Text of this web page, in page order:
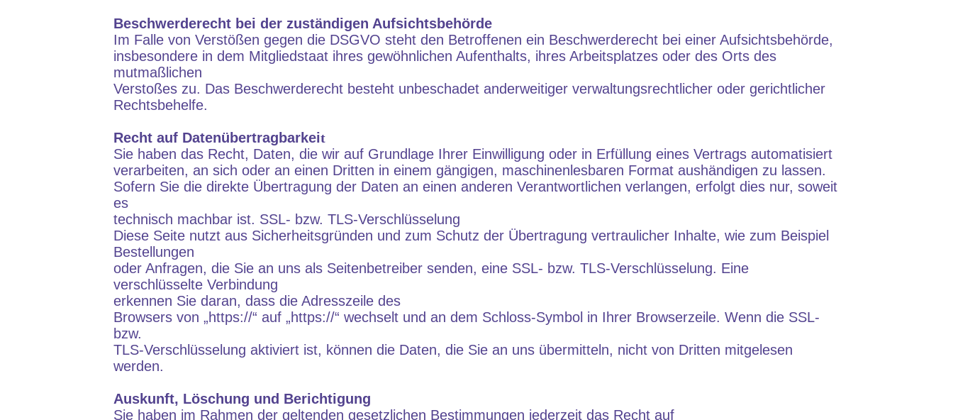
Beschwerderecht bei der zuständigen Aufsichtsbehörde
Im Falle von Verstößen gegen die DSGVO steht den Betroffenen ein Beschwerderecht bei einer Aufsichtsbehörde,
insbesondere in dem Mitgliedstaat ihres gewöhnlichen Aufenthalts, ihres Arbeitsplatzes oder des Orts des
mutmaßlichen
Verstoßes zu. Das Beschwerderecht besteht unbeschadet anderweitiger verwaltungsrechtlicher oder gerichtlicher
Rechtsbehelfe.
Recht auf Datenübertragbarkeit
Sie haben das Recht, Daten, die wir auf Grundlage Ihrer Einwilligung oder in Erfüllung eines Vertrags automatisiert
verarbeiten, an sich oder an einen Dritten in einem gängigen, maschinenlesbaren Format aushändigen zu lassen.
Sofern Sie die direkte Übertragung der Daten an einen anderen Verantwortlichen verlangen, erfolgt dies nur, soweit
es
technisch machbar ist. SSL- bzw. TLS-Verschlüsselung
Diese Seite nutzt aus Sicherheitsgründen und zum Schutz der Übertragung vertraulicher Inhalte, wie zum Beispiel
Bestellungen
oder Anfragen, die Sie an uns als Seitenbetreiber senden, eine SSL- bzw. TLS-Verschlüsselung. Eine
verschlüsselte Verbindung
erkennen Sie daran, dass die Adresszeile des
Browsers von „https://“ auf „https://“ wechselt und an dem Schloss-Symbol in Ihrer Browserzeile. Wenn die SSL-
bzw.
TLS-Verschlüsselung aktiviert ist, können die Daten, die Sie an uns übermitteln, nicht von Dritten mitgelesen
werden.
Auskunft, Löschung und Berichtigung
Sie haben im Rahmen der geltenden gesetzlichen Bestimmungen jederzeit das Recht auf